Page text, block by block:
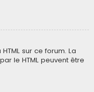
sur ce forum. La
le HTML peuvent être